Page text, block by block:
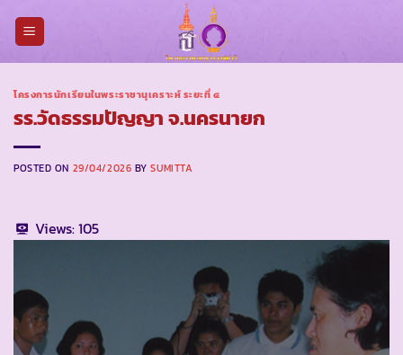
โครงการนักเรียนในพระราชานุเคราะห์ ระยะที่ ๔
รร.วัดธรรมปัญญา จ.นครนายก
POSTED ON 29/04/2026 BYSUMITTA
Views:105